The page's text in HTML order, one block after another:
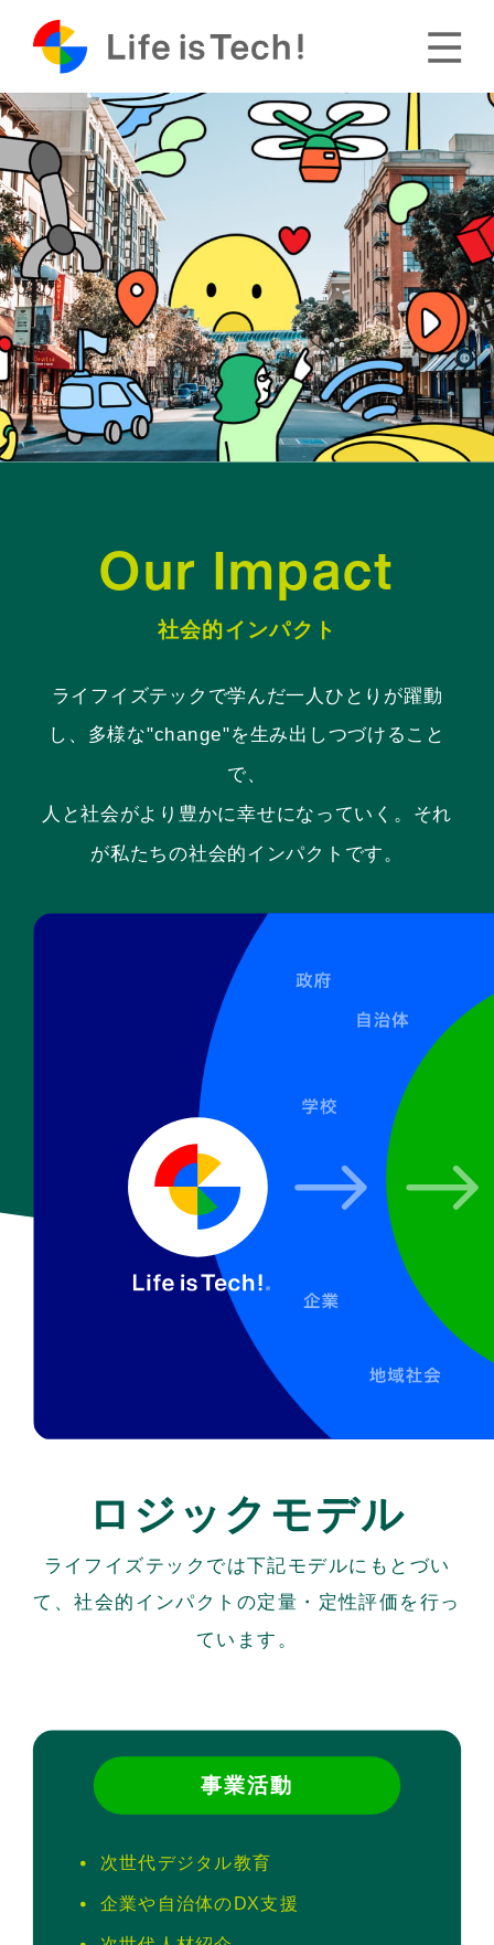
Our Impact
社会的インパクト
ライフイズテックで学んだ一人ひとりが躍動
し、多様な"change"を生み出しつづけること
で、
人と社会がより豊かに幸せになっていく。それ
が私たちの社会的インパクトです。
ロジックモデル
ライフイズテックでは下記モデルにもとづい
て、社会的インパクトの定量・定性評価を行っ
ています。
事業活動
次世代デジタル教育
企業や自治体のDX支援